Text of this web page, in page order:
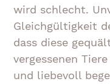
wird schlecht.
Gleichgültigkeit
dass diese
vergessenen
und liebevoll